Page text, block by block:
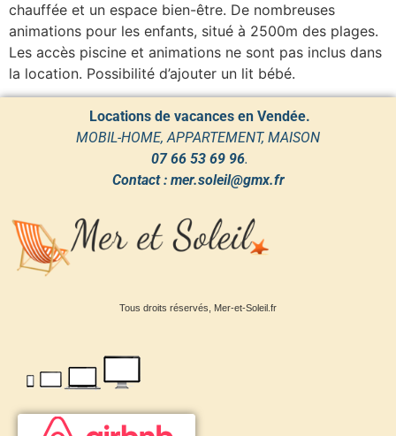
chauffée et un espace bien-être. De nombreuses
animations pour les enfants, situé à 2500m des plages.
Les accès piscine et animations ne sont pas inclus dans
la location. Possibilité d’ajouter un lit bébé.
Locations de vacances en Vendée.
MOBIL-HOME, APPARTEMENT, MAISON
07 66 53 69 96.
Contact : mer.soleil@gmx.fr
Tous droits réservés, Mer-et-Soleil.fr